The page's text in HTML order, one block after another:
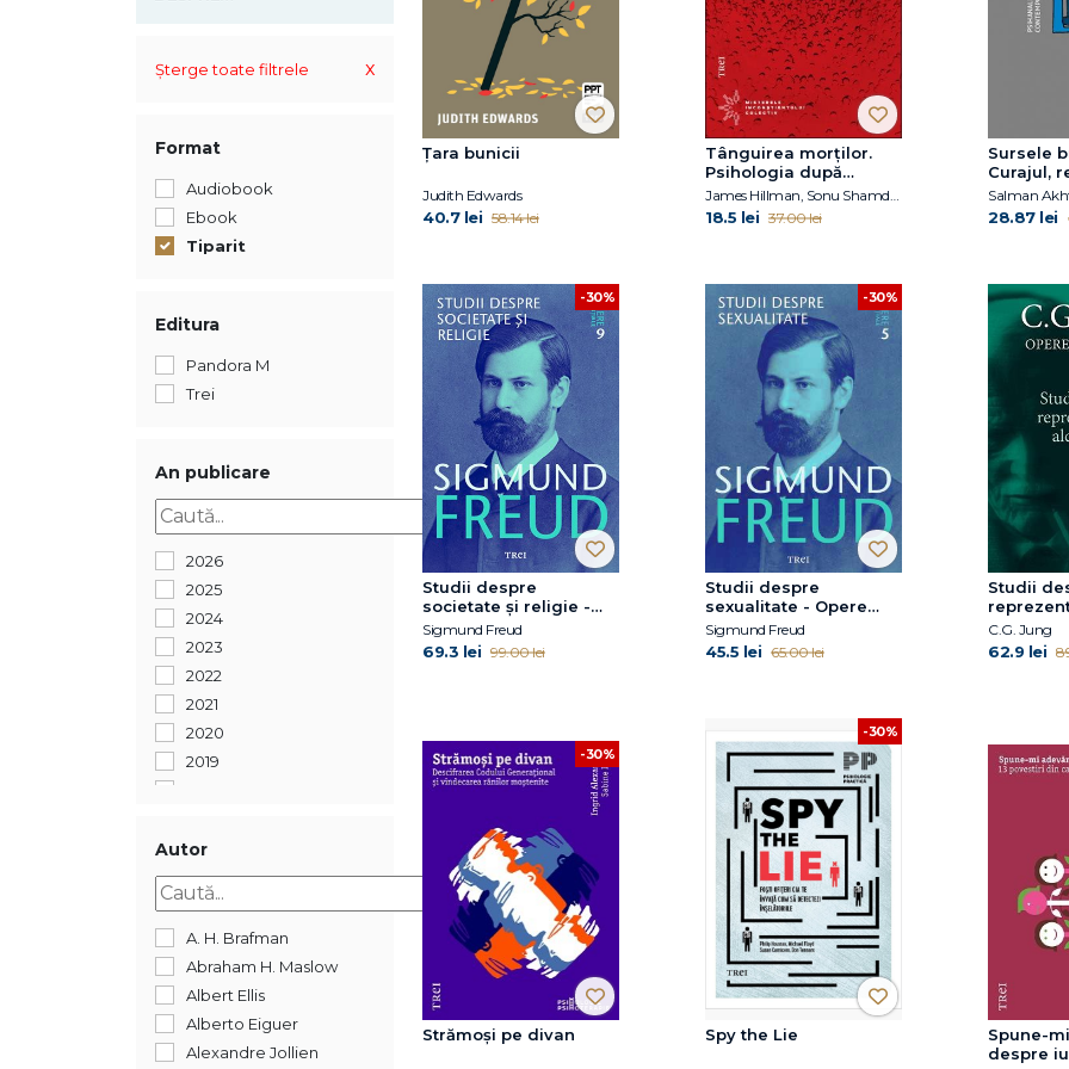
Șterge toate filtrele x
Format
Audiobook
Ebook
Tiparit
Editura
Pandora M
Trei
An publicare
2026
2025
2024
2023
2022
2021
2020
2019
2016
2015
2014
2013
2012
2011
2010
2009
Autor
A. H. Brafman
Abraham H. Maslow
Albert Ellis
Alberto Eiguer
Alexandre Jollien
Țara bunicii
Judith Edwards
40.7 lei 58.14 lei
Tânguirea morţilor.
Psihologia după
Cartea Roşie a lui Jung
18.5 lei 37.00 lei
Sursele
Curajul,
și
Salman
28.87 lei
-30%
Studii despre
societate și religie -
Opere Esenţiale, vol. 9
Sigmund Freud
69.3 lei 99.00 lei
-30%
Studii despre
sexualitate - Opere
Esenţiale, vol. 5
Sigmund Freud
45.5 lei 65.00 lei
Studii
alchimice
Complete,
C.G. Jung
62.9 lei
-30%
Strămoși pe divan
-30%
Spy the Lie
Spune-
despre